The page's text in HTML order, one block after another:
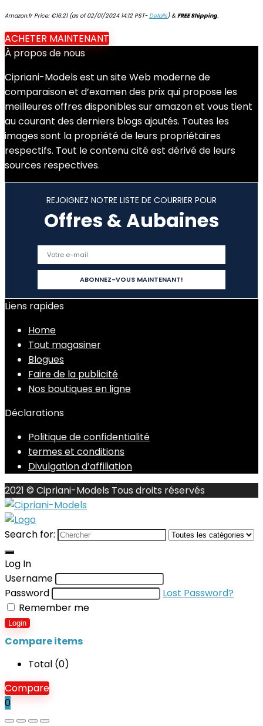
Amazon.fr Price: €16.21(as of 02/01/2024 14:12 PST-Details)&FREE Shipping.
ACHETER MAINTENANT
À propos de nous
Cipriani-Models est un site Web moderne de
comparaison et d’examen des prix qui propose les
meilleures offres disponibles sur amazon et vous tient
au courant des derniers blogs ajoutés. Toutes les
images sont la propriété de leurs propriétaires
respectifs. Tout le contenu cité est dérivé de leurs
sources respectives.
REJOIGNEZ NOTRE LISTE DE COURRIER POUR
Offres & Aubaines
Liens rapides
Home
Tout magasiner
Blogues
Faire de la publicité
Nos boutiques en ligne
Déclarations
Politique de confidentialité
termes et conditions
Divulgation d’affiliation
2021 © Cipriani-Models Tous droits réservés
Search for:
Log In
Username
Password
Lost Password?
Remember me
Login
Compare items
Total (0)
Compare
0